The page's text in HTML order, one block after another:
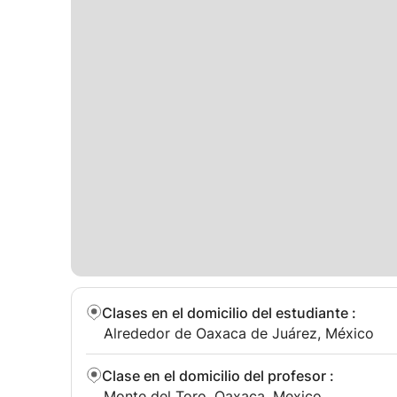
Clases en el domicilio del estudiante :
Alrededor de Oaxaca de Juárez, México
Clase en el domicilio del profesor :